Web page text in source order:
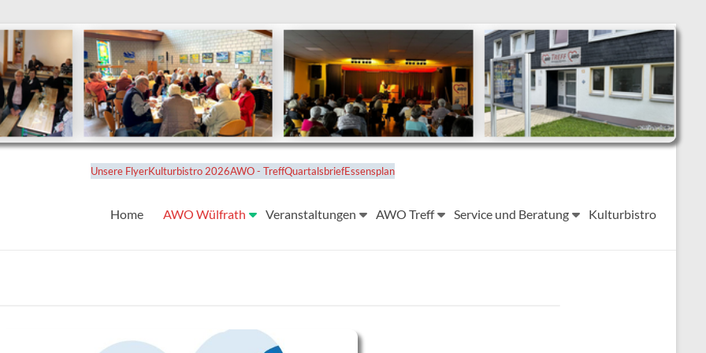
Unsere FlyerKulturbistro 2026AWO - TreffQuartalsbriefEssensplan
Home AWO Wülfrath Veranstaltungen AWO Treff Service und Beratung Kulturbistro